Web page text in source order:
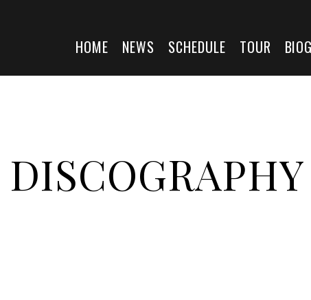
HOME NEWS SCHEDULE TOUR
DISCOGRAPHY